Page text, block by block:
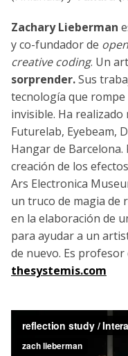
Zachary Lieberman
y co-fundador de
creative coding. Un
sorprender.Sus
tecnología que
invisible. Ha realizado
Futurelab, Eyebeam,
Hangar de
creación de los
Ars Electronica
un truco de magia de
en la elaboración de
para ayudar a un
de nuevo. Es profesor
thesystemis.com